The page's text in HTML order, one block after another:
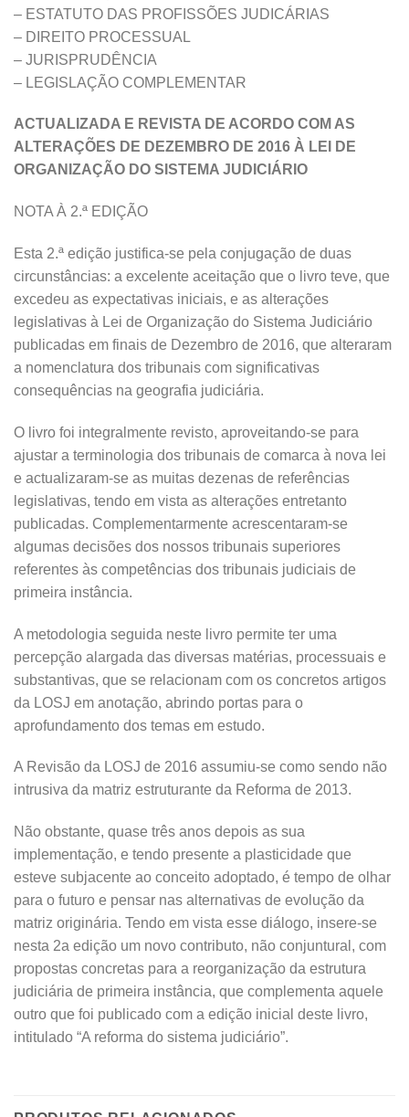
– ESTATUTO DAS PROFISSÕES JUDICÁRIAS
– DIREITO PROCESSUAL
– JURISPRUDÊNCIA
– LEGISLAÇÃO COMPLEMENTAR
ACTUALIZADA E REVISTA DE ACORDO COM AS
ALTERAÇÕES DE DEZEMBRO DE 2016 À LEI DE
ORGANIZAÇÃO DO SISTEMA JUDICIÁRIO
NOTA À 2.ª EDIÇÃO
Esta 2.ª edição justifica-se pela conjugação de duas
circunstâncias: a excelente aceitação que o livro teve, que
excedeu as expectativas iniciais, e as alterações
legislativas à Lei de Organização do Sistema Judiciário
publicadas em finais de Dezembro de 2016, que alteraram
a nomenclatura dos tribunais com significativas
consequências na geografia judiciária.
O livro foi integralmente revisto, aproveitando-se para
ajustar a terminologia dos tribunais de comarca à nova lei
e actualizaram-se as muitas dezenas de referências
legislativas, tendo em vista as alterações entretanto
publicadas. Complementarmente acrescentaram-se
algumas decisões dos nossos tribunais superiores
referentes às competências dos tribunais judiciais de
primeira instância.
A metodologia seguida neste livro permite ter uma
percepção alargada das diversas matérias, processuais e
substantivas, que se relacionam com os concretos artigos
da LOSJ em anotação, abrindo portas para o
aprofundamento dos temas em estudo.
A Revisão da LOSJ de 2016 assumiu-se como sendo não
intrusiva da matriz estruturante da Reforma de 2013.
Não obstante, quase três anos depois as sua
implementação, e tendo presente a plasticidade que
esteve subjacente ao conceito adoptado, é tempo de olhar
para o futuro e pensar nas alternativas de evolução da
matriz originária. Tendo em vista esse diálogo, insere-se
nesta 2a edição um novo contributo, não conjuntural, com
propostas concretas para a reorganização da estrutura
judiciária de primeira instância, que complementa aquele
outro que foi publicado com a edição inicial deste livro,
intitulado “A reforma do sistema judiciário”.